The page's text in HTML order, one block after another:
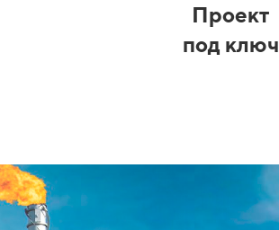
Проект
под ключ